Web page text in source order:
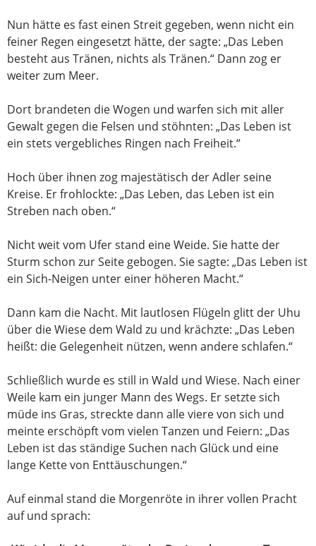
Nun hätte es fast einen Streit gegeben, wenn nicht ein
feiner Regen eingesetzt hätte, der sagte: „Das Leben
besteht aus Tränen, nichts als Tränen.“ Dann zog er
weiter zum Meer.
Dort brandeten die Wogen und warfen sich mit aller
Gewalt gegen die Felsen und stöhnten: „Das Leben ist
ein stets vergebliches Ringen nach Freiheit.“
Hoch über ihnen zog majestätisch der Adler seine
Kreise. Er frohlockte: „Das Leben, das Leben ist ein
Streben nach oben.“
Nicht weit vom Ufer stand eine Weide. Sie hatte der
Sturm schon zur Seite gebogen. Sie sagte: „Das Leben ist
ein Sich-Neigen unter einer höheren Macht.“
Dann kam die Nacht. Mit lautlosen Flügeln glitt der Uhu
über die Wiese dem Wald zu und krächzte: „Das Leben
heißt: die Gelegenheit nützen, wenn andere schlafen.“
Schließlich wurde es still in Wald und Wiese. Nach einer
Weile kam ein junger Mann des Wegs. Er setzte sich
müde ins Gras, streckte dann alle viere von sich und
meinte erschöpft vom vielen Tanzen und Feiern: „Das
Leben ist das ständige Suchen nach Glück und eine
lange Kette von Enttäuschungen.“
Auf einmal stand die Morgenröte in ihrer vollen Pracht
auf und sprach: